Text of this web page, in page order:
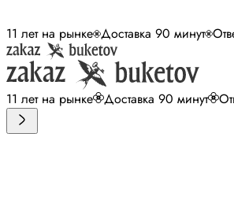
11 лет на рынке Доставка 90 минут
11 лет на рынке Доставка 90 минут